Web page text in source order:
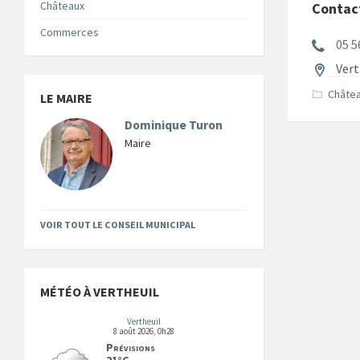
05
Châteaux
Commerces
LE MAIRE
Dominique Turon
Maire
VOIR TOUT LE CONSEIL MUNICIPAL
MÉTÉO À VERTHEUIL
Vertheuil
8 août 2026, 0h28
Prévisions